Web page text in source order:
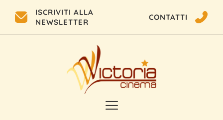
ISCRIVITI ALLA
NEWSLETTER
CONTATTI